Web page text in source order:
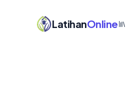
LatihanOnline